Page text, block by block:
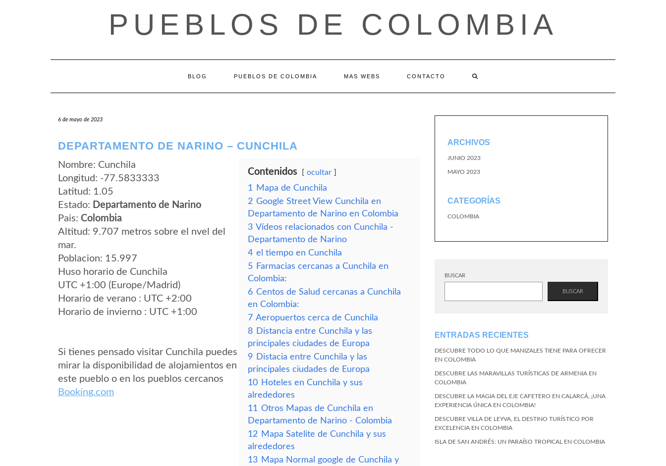
PUEBLOS DE COLOMBIA
BLOG PUEBLOS DE COLOMBIA MAS WEBS CONTACTO
6 de mayo de 2023
DEPARTAMENTO DE NARINO – CUNCHILA
Nombre: Cunchila
Longitud: -77.5833333
Latitud: 1.05
Estado: Departamento de Narino
Pais: Colombia
Altitud: 9.707 metros sobre el nvel del
mar.
Poblacion: 15.997
Huso horario de Cunchila
UTC +1:00 (Europe/Madrid)
Horario de verano : UTC +2:00
Horario de invierno : UTC +1:00
Si tienes pensado visitar Cunchila puedes
mirar la disponibilidad de alojamientos en
este pueblo o en los pueblos cercanos
Booking.com
Contenidos ocultar
1
Mapa de Cunchila
2 Google Street View Cunchila en
Departamento de Narino en Colombia
3 Vídeos relacionados con Cunchila -
Departamento de Narino
4 el tiempo en Cunchila
5 Farmacias cercanas a Cunchila en
Colombia:
6 Centos de Salud cercanas a Cunchila
en Colombia:
7 Aeropuertos cerca de Cunchila
8 Distancia entre Cunchila y las
principales ciudades de Europa
9 Distacia entre Cunchila y las
principales ciudades de Europa
10 Hoteles en Cunchila y sus
alrededores
11 Otros Mapas de Cunchila en
Departamento de Narino - Colombia
12 Mapa Satelite de Cunchila y sus
alrededores
13 Mapa Normal google de Cunchila y
ARCHIVOS
JUNIO 2023
MAYO 2023
CATEGORÍAS
COLOMBIA
BUSCAR
BUSCAR
ENTRADAS RECIENTES
DESCUBRE TODO LO QUE MANIZALES TIENE PARA OFRECER
EN COLOMBIA
DESCUBRE LAS MARAVILLAS TURÍSTICAS DE ARMENIA EN
COLOMBIA
DESCUBRE LA MAGIA DEL EJE CAFETERO EN CALARCÁ, ¡UNA
EXPERIENCIA ÚNICA EN COLOMBIA!
DESCUBRE VILLA DE LEYVA, EL DESTINO TURÍSTICO POR
EXCELENCIA EN COLOMBIA
ISLA DE SAN ANDRÉS: UN PARAÍSO TROPICAL EN COLOMBIA